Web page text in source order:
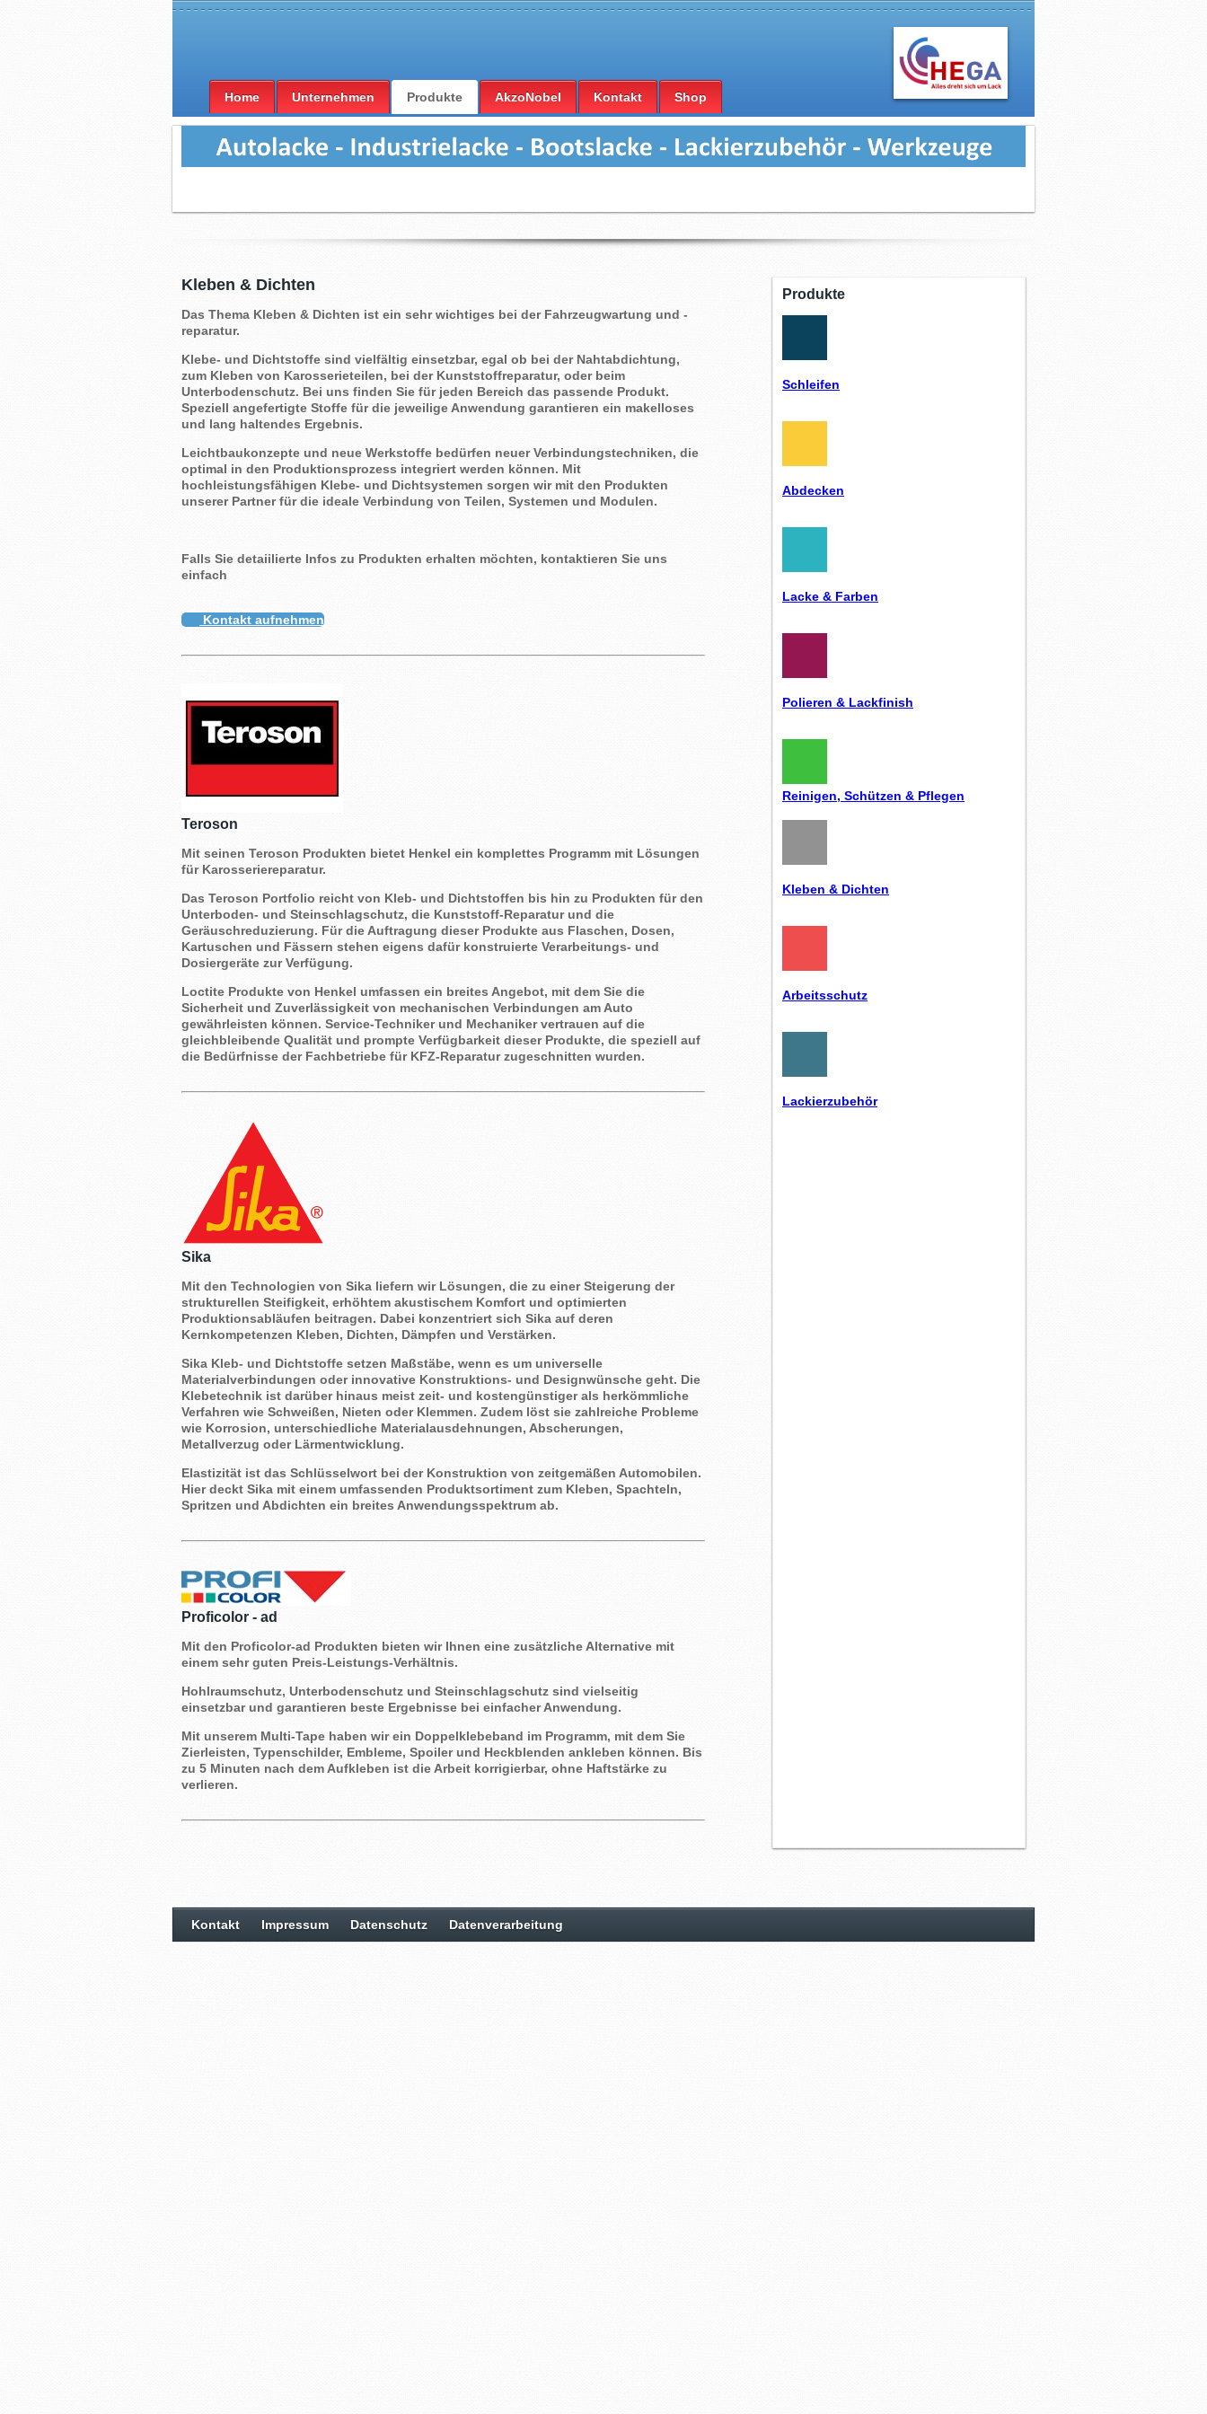
Home Unternehmen Produkte AkzoNobel Kontakt Shop
Kleben & Dichten
Das Thema Kleben & Dichten ist ein sehr wichtiges bei der Fahrzeugwartung und -
reparatur.
Klebe- und Dichtstoffe sind vielfältig einsetzbar, egal ob bei der Nahtabdichtung,
zum Kleben von Karosserieteilen, bei der Kunststoffreparatur, oder beim
Unterbodenschutz. Bei uns finden Sie für jeden Bereich das passende Produkt.
Speziell angefertigte Stoffe für die jeweilige Anwendung garantieren ein makelloses
und lang haltendes Ergebnis.
Leichtbaukonzepte und neue Werkstoffe bedürfen neuer Verbindungstechniken, die
optimal in den Produktionsprozess integriert werden können. Mit
hochleistungsfähigen Klebe- und Dichtsystemen sorgen wir mit den Produkten
unserer Partner für die ideale Verbindung von Teilen, Systemen und Modulen.
Falls Sie detaiilierte Infos zu Produkten erhalten möchten, kontaktieren Sie uns
einfach
Kontakt aufnehmen
Teroson
Mit seinen Teroson Produkten bietet Henkel ein komplettes Programm mit Lösungen
für Karosseriereparatur.
Das Teroson Portfolio reicht von Kleb- und Dichtstoffen bis hin zu Produkten für den
Unterboden- und Steinschlagschutz, die Kunststoff-Reparatur und die
Geräuschreduzierung. Für die Auftragung dieser Produkte aus Flaschen, Dosen,
Kartuschen und Fässern stehen eigens dafür konstruierte Verarbeitungs- und
Dosiergeräte zur Verfügung.
Loctite Produkte von Henkel umfassen ein breites Angebot, mit dem Sie die
Sicherheit und Zuverlässigkeit von mechanischen Verbindungen am Auto
gewährleisten können. Service-Techniker und Mechaniker vertrauen auf die
gleichbleibende Qualität und prompte Verfügbarkeit dieser Produkte, die speziell auf
die Bedürfnisse der Fachbetriebe für KFZ-Reparatur zugeschnitten wurden.
Sika
Mit den Technologien von Sika liefern wir Lösungen, die zu einer Steigerung der
strukturellen Steifigkeit, erhöhtem akustischem Komfort und optimierten
Produktionsabläufen beitragen. Dabei konzentriert sich Sika auf deren
Kernkompetenzen Kleben, Dichten, Dämpfen und Verstärken.
Sika Kleb- und Dichtstoffe setzen Maßstäbe, wenn es um universelle
Materialverbindungen oder innovative Konstruktions- und Designwünsche geht. Die
Klebetechnik ist darüber hinaus meist zeit- und kostengünstiger als herkömmliche
Verfahren wie Schweißen, Nieten oder Klemmen. Zudem löst sie zahlreiche Probleme
wie Korrosion, unterschiedliche Materialausdehnungen, Abscherungen,
Metallverzug oder Lärmentwicklung.
Elastizität ist das Schlüsselwort bei der Konstruktion von zeitgemäßen Automobilen.
Hier deckt Sika mit einem umfassenden Produktsortiment zum Kleben, Spachteln,
Spritzen und Abdichten ein breites Anwendungsspektrum ab.
Proficolor - ad
Mit den Proficolor-ad Produkten bieten wir Ihnen eine zusätzliche Alternative mit
einem sehr guten Preis-Leistungs-Verhältnis.
Hohlraumschutz, Unterbodenschutz und Steinschlagschutz sind vielseitig
einsetzbar und garantieren beste Ergebnisse bei einfacher Anwendung.
Mit unserem Multi-Tape haben wir ein Doppelklebeband im Programm, mit dem Sie
Zierleisten, Typenschilder, Embleme, Spoiler und Heckblenden ankleben können. Bis
zu 5 Minuten nach dem Aufkleben ist die Arbeit korrigierbar, ohne Haftstärke zu
verlieren.
Produkte
Schleifen
Abdecken
Lacke & Farben
Polieren & Lackfinish
Reinigen, Schützen & Pflegen
Kleben & Dichten
Arbeitsschutz
Lackierzubehör
Kontakt Impressum Datenschutz Datenverarbeitung